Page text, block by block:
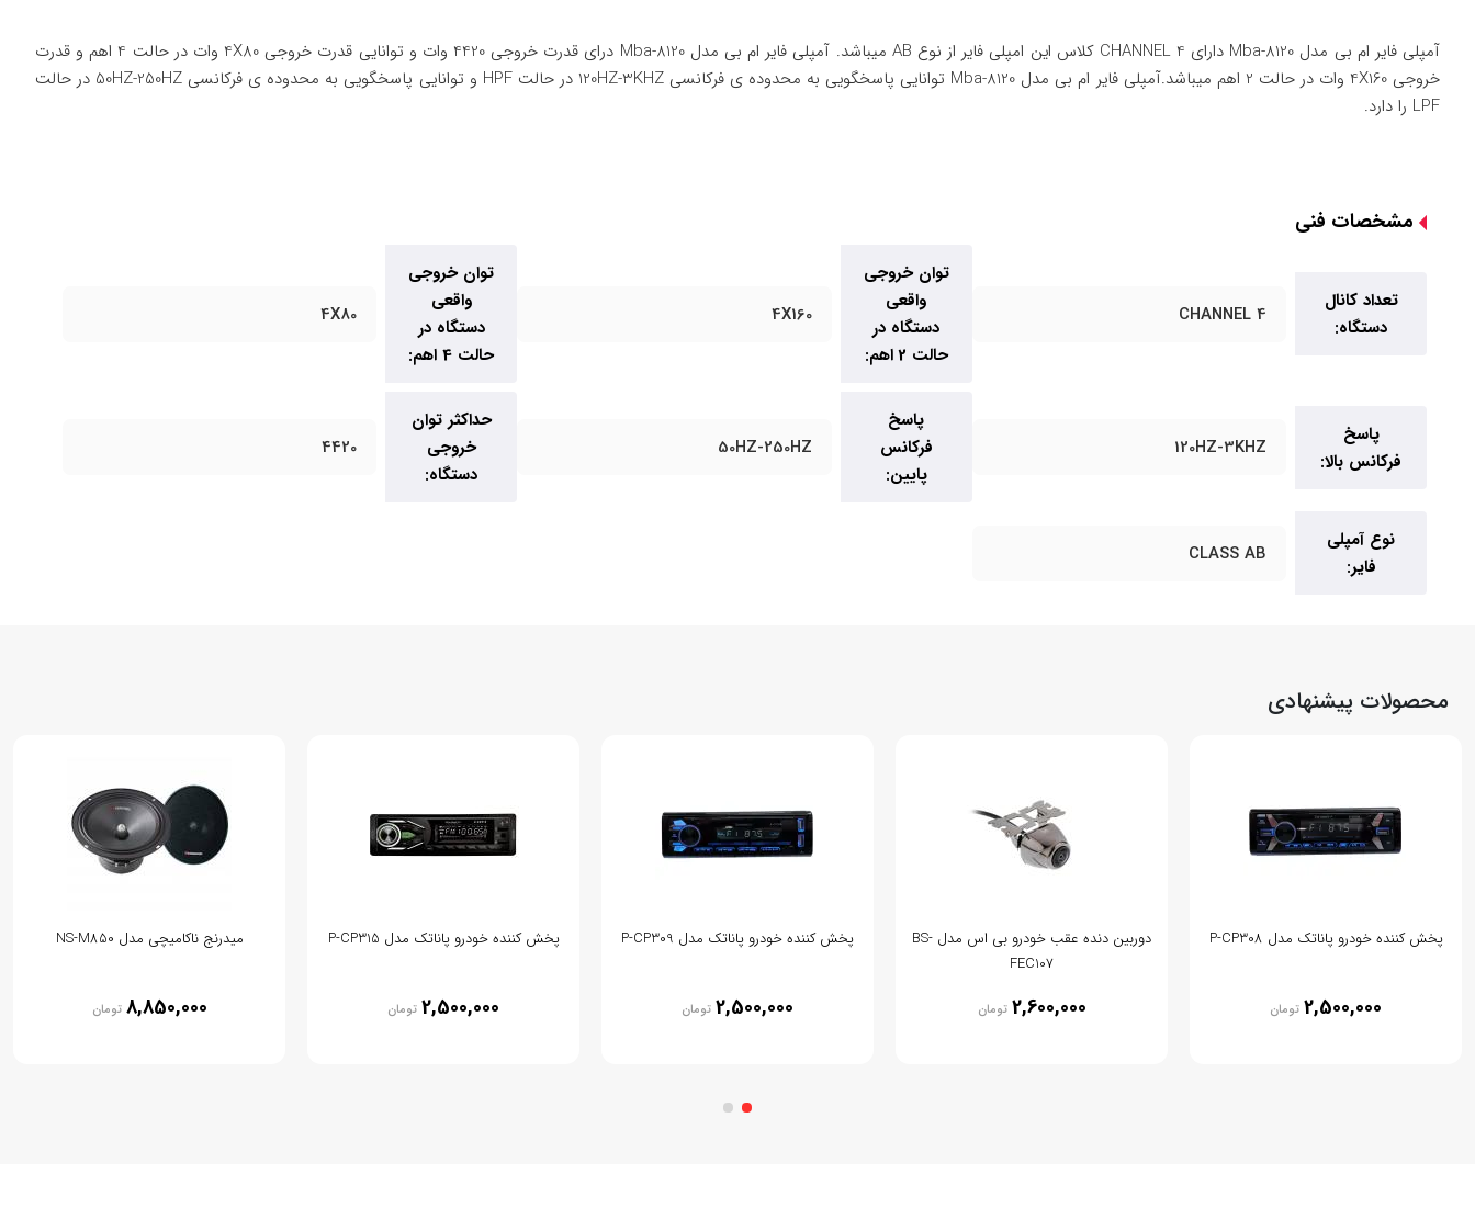
آمپلی فایر ام بی مدل Mba-8120 دارای 4 CHANNEL کلاس این امپلی فایر از نوع AB میباشد. آمپلی فایر ام بی مدل Mba-8120 درای قدرت خروجی 4420 وات و توانایی قدرت خروجی 4X80 وات در حالت 4 اهم و قدرت
خروجی 4X160 وات در حالت 2 اهم میباشد.آمپلی فایر ام بی مدل Mba-8120 توانایی پاسخگویی به محدوده ی فرکانسی 120HZ-3KHZ در حالت HPF و توانایی پاسخگویی به محدوده ی فرکانسی 50HZ-250HZ در حالت
LPF را دارد.
مشخصات فنی
تعداد کانال
دستگاه:
4 CHANNEL
توان خروجی
واقعی
دستگاه در
حالت 2 اهم:
4X160
توان خروجی
واقعی
دستگاه در
حالت 4 اهم:
4X80
پاسخ
فرکانس بالا:
120HZ-3KHZ
پاسخ
فرکانس
پایین:
50HZ-250HZ
حداکثر توان
خروجی
دستگاه:
4420
نوع آمپلی
فایر:
CLASS AB
محصولات پیشنهادی
پخش کننده خودرو پاناتک مدل P-CP308
2,500,000 تومان
دوربین دنده عقب خودرو بی اس مدل BS-
FEC107
2,600,000 تومان
پخش کننده خودرو پاناتک مدل P-CP309
2,500,000 تومان
پخش کننده خودرو پاناتک مدل P-CP315
2,500,000 تومان
میدرنج ناکامیچی مدل NS-M850
8,850,000 تومان